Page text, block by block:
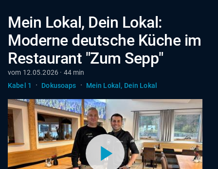
Mein Lokal, Dein Lokal:
Moderne deutsche Küche im
Restaurant "Zum Sepp"
vom 12.05.2026 · 44 min
Kabel 1
· Dokusoaps · Mein Lokal, Dein Lokal